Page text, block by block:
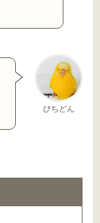
ぴちどん